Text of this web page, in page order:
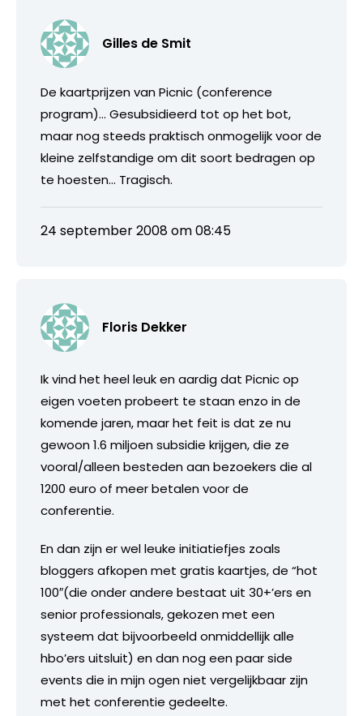
Gilles de Smit
De kaartprijzen van Picnic (conference
program)… Gesubsidieerd tot op het bot,
maar nog steeds praktisch onmogelijk voor de
kleine zelfstandige om dit soort bedragen op
te hoesten… Tragisch.
24 september 2008 om 08:45
Floris Dekker
Ik vind het heel leuk en aardig dat Picnic op
eigen voeten probeert te staan enzo in de
komende jaren, maar het feit is dat ze nu
gewoon 1.6 miljoen subsidie krijgen, die ze
vooral/alleen besteden aan bezoekers die al
1200 euro of meer betalen voor de
conferentie.
En dan zijn er wel leuke initiatiefjes zoals
bloggers afkopen met gratis kaartjes, de “hot
100″(die onder andere bestaat uit 30+’ers en
senior professionals, gekozen met een
systeem dat bijvoorbeeld onmiddellijk alle
hbo’ers uitsluit) en dan nog een paar side
events die in mijn ogen niet vergelijkbaar zijn
met het conferentie gedeelte.